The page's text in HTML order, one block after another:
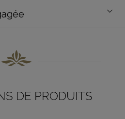
DE PRODUITS